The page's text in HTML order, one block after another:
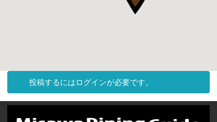
投稿するにはログインが必要です。